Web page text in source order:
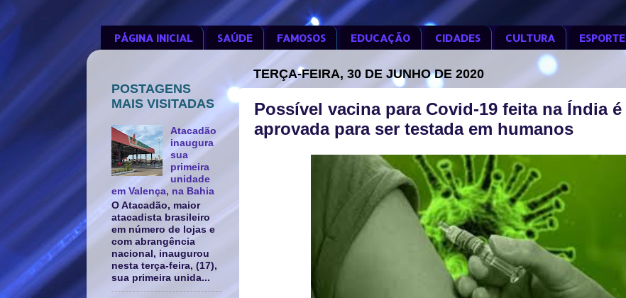
PÁGINA INICIAL SAÚDE FAMOSOS EDUCAÇÃO CIDADES CULTURA ESPORTE
TERÇA-FEIRA, 30 DE JUNHO DE 2020
Possível vacina para Covid-19 feita na Índia é
aprovada para ser testada em humanos
POSTAGENS
MAIS VISITADAS
Atacadão
inaugura
sua
primeira
unidade
em Valença, na Bahia
O Atacadão, maior
atacadista brasileiro
em número de lojas e
com abrangência
nacional, inaugurou
nesta terça-feira, (17),
sua primeira unida...